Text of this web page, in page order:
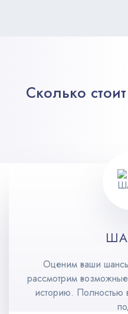
Сколько
Оценим ваши
рассмотрим
историю. Полностью